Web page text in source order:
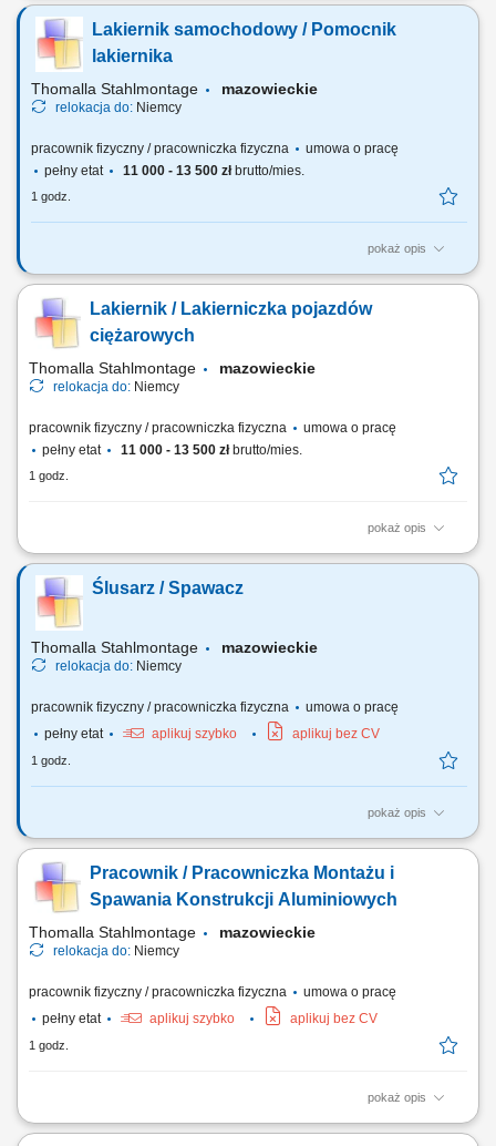
Lakiernik samochodowy / Pomocnik
lakiernika
Thomalla Stahlmontage mazowieckie
relokacja do: Niemcy
pracownik fizyczny / pracowniczka fizyczna
umowa o pracę
pełny etat
11 000 - 13 500 złbrutto/mies.
1 godz.
pokaż opis
przygotowanie nadwozi ciągników siodłowych oraz innych
szpachlowanie, matowienie itd.) przygotowanie materiałów
lakierniczych; lakierowanie natryskowe nadwozi samochodowych,
zgodnie z wymaganiami i technologią producentów...
Lakiernik / Lakierniczka pojazdów
ciężarowych
Thomalla Stahlmontage mazowieckie
relokacja do: Niemcy
pracownik fizyczny / pracowniczka fizyczna
umowa o pracę
pełny etat
11 000 - 13 500 złbrutto/mies.
1 godz.
pokaż opis
kompleksowe przygotowanie nadwozi samochodów ciężarowych oraz
użytkowych do procesu lakierowania; wykonywanie prac
przygotowawczych takich jak szlifowanie, oczyszczanie i wyrównywanie
powierzchni; realizacja lakierowania natryskowego zgodnie z
dokumentacją technologiczną i standardami...
Ślusarz / Spawacz
Thomalla Stahlmontage mazowieckie
relokacja do: Niemcy
pracownik fizyczny / pracowniczka fizyczna
umowa o pracę
pełny etat
aplikuj szybko aplikuj bez CV
1 godz.
pokaż opis
wykonywanie konstrukcji oraz zabudowy pojazdów do transportu
schematów technicznych (duża powtarzalność) tasowanie, cięcie,
sczepianie, wykonywanie krótkich spawów metodą MIG 131 (puls),
wiercenie, skręcanie, drobne...
Pracownik / Pracowniczka Montażu i
Spawania Konstrukcji Aluminiowych
Thomalla Stahlmontage mazowieckie
relokacja do: Niemcy
pracownik fizyczny / pracowniczka fizyczna
umowa o pracę
pełny etat
aplikuj szybko aplikuj bez CV
1 godz.
pokaż opis
wykonywanie konstrukcji aluminiowych oraz zabudów pojazdów